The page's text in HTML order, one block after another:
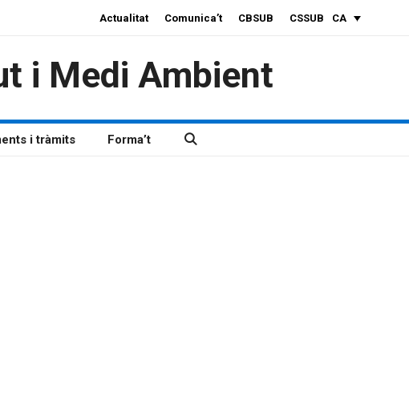
CA
Actualitat Comunica’t CBSUB CSSUB
i Medi Ambient
i tràmits Forma’t